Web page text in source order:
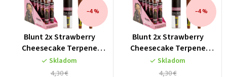
Blunt 2x Strawberry
Cheesecake Terpene
Infused Cones
Skladom
4,30 €
–4 %
Blunt 2x Strawberry
Cheesecake Terpene
Infused Cones
Skladom
4,30 €
–4 %